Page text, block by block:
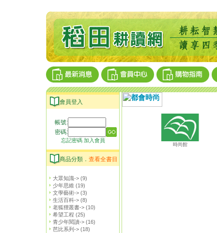
會員登入
帳號:
密碼:
忘記密碼 加入會員
商品分類． 查看全書目
大眾知識-> (9)
少年思維 (19)
文學藝術-> (3)
生活百科-> (8)
老狐狸叢書-> (10)
希望工程 (25)
青少年閱讀-> (16)
芭比系列-> (18)
時尚館